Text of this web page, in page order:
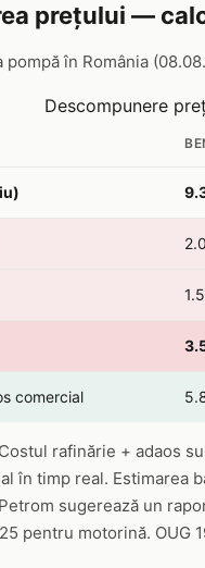
prețului —
în România
Descompunere
1.5
comercial
Costul rafinărie + adaos
în timp real. Estimarea
sugerează un
pentru motorină. OUG